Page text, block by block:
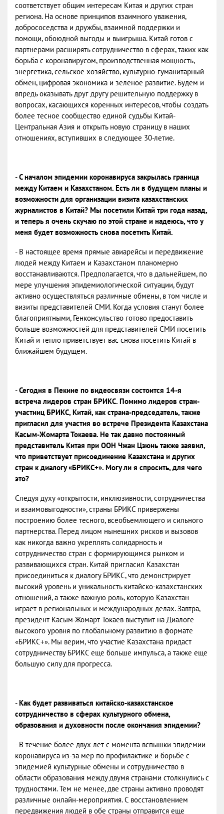
соответствует общим интересам Китая и других стран
региона. На основе принципов взаимного уважения,
добрососедства и дружбы, взаимной поддержки и
помощи, обоюдной выгоды и выигрыша. Китай готов с
партнерами расширять сотрудничество в сферах, таких как
борьба с коронавирусом, производственная мощность,
энергетика, сельское хозяйство, культурно-гуманитарный
обмен, цифровая экономика и зеленое развитие. Будем и
впредь оказывать друг другу решительную поддержку в
вопросах, касающихся коренных интересов, чтобы создать
более тесное сообщество единой судьбы Китай-
Центральная Азия и открыть новую страницу в наших
отношениях, вступивших в следующее 30-летие.
-С началом эпидемии коронавируса закрылась граница
между Китаем и Казахстаном. Есть ли в будущем планы и
возможности для организации визита казахстанских
журналистов в Китай? Мы посетили Китай три года назад,
и теперь я очень скучаю по этой стране и надеюсь, что у
меня будет возможность снова посетить Китай.
- В настоящее время прямые авиарейсы и передвижение
людей между Китаем и Казахстаном планомерно
восстанавливаются. Предполагается, что в дальнейшем, по
мере улучшения эпидемиологической ситуации, будут
активно осуществляться различные обмены, в том числе и
визиты представителей СМИ. Когда условия станут более
благоприятными, Генконсульство готово предоставить
больше возможностей для представителей СМИ посетить
Китай и тепло приветствует вас снова посетить Китай в
ближайшем будущем.
-Сегодня в Пекине по видеосвязи состоится 14-я
встреча лидеров стран БРИКС. Помимо лидеров стран-
участниц БРИКС, Китай, как страна-председатель, также
пригласил для участия во встрече Президента Казахстана
Касым-Жомарта Токаева. Не так давно постоянный
представитель Китая при ООН Чжан Цзюнь также заявил,
что приветствует присоединение Казахстана и других
стран к диалогу «БРИКС+». Могу ли я спросить, для чего
это?
Следуя духу «открытости, инклюзивности, сотрудничества
и взаимовыгодности», страны БРИКС привержены
построению более тесного, всеобъемлющего и сильного
партнерства. Перед лицом нынешних рисков и вызовов
как никогда важно укреплять солидарность и
сотрудничество стран с формирующимся рынком и
развивающихся стран. Китай пригласил Казахстан
присоединиться к диалогу БРИКС, что демонстрирует
высокий уровень и уникальность китайско-казахстанских
отношений, а также важную роль, которую Казахстан
играет в региональных и международных делах. Завтра,
президент Касым-Жомарт Токаев выступит на Диалоге
высокого уровня по глобальному развитию в формате
«БРИКС+». Мы верим, что участие Казахстана придаст
сотрудничеству БРИКС еще больше импульса, а также еще
большую силу для прогресса.
-Как будет развиваться китайско-казахстанское
сотрудничество в сферах культурного обмена,
образования и духовности после окончания эпидемии?
- В течение более двух лет с момента вспышки эпидемии
коронавируса из-за мер по профилактике и борьбе с
эпидемией культурные обмены и сотрудничество в
области образования между двумя странами столкнулись с
трудностями. Тем не менее, две страны активно проводят
различные онлайн-мероприятия. С восстановлением
передвижения людей в обе страны отправится еще